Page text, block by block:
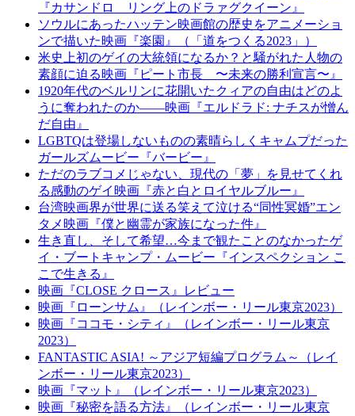
『カサンドロ リング上のドラァグクイーン』
ソウルにあったハッテン映画館の歴史をアニメーショ
ンで描いた映画『楽園』（「道をつくる2023」）
米史上初のゲイの大統領になるか？と騒がれた人物の
素顔に迫る映画『ピート市長 〜未来の勝利宣言〜』
1920年代のベルリンに花開いたクィアの自由はどのよ
うに奪われたのか――映画『エルドラド: ナチスが憎ん
だ自由』
LGBTQは登場しないものの素晴らしくキャムプだった
ガールズムービー『バービー』
ただのラブコメじゃない、現代の「夢」を見せてくれ
る感動のゲイ映画『赤と白とロイヤルブルー』
台湾映画界が世界に送る笑えて泣ける“同性冥婚”エン
タメ映画『僕と幽霊が家族になった件』
生き直し、そして希望…今まで観たことのなかったゲ
イ・ブートキャンプ・ムービー『インスペクション こ
こで生きる』
映画『CLOSE クロース』レビュー
映画『ローンサム』（レインボー・リール東京2023）
映画『ココモ・シティ』（レインボー・リール東京
2023）
FANTASTIC ASIA! ～アジア短編プログラム～（レイ
ンボー・リール東京2023）
映画『マット』（レインボー・リール東京2023）
映画『秘密を語る方法』（レインボー・リール東京